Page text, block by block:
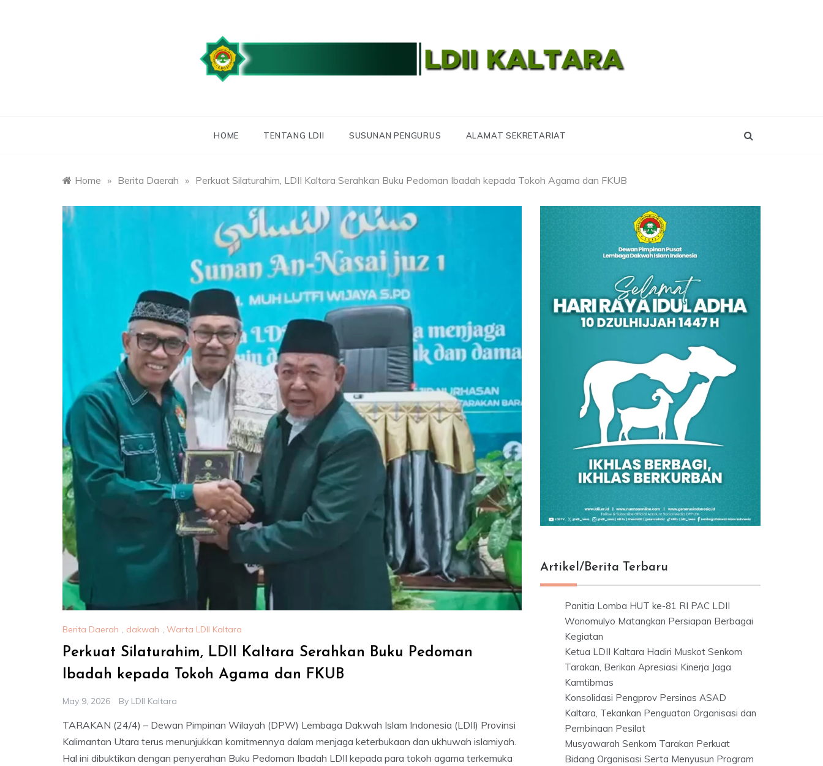
HOME TENTANG LDII SUSUNAN PENGURUS ALAMAT SEKRETARIAT
Home » Berita Daerah » Perkuat Silaturahim, LDII Kaltara Serahkan Buku Pedoman Ibadah kepada Tokoh Agama dan FKUB
Berita Daerah , dakwah , Warta LDII Kaltara
Perkuat Silaturahim, LDII Kaltara Serahkan Buku Pedoman
Ibadah kepada Tokoh Agama dan FKUB
May 9, 2026 By LDII Kaltara
TARAKAN (24/4) – Dewan Pimpinan Wilayah (DPW) Lembaga Dakwah Islam Indonesia (LDII) Provinsi
Kalimantan Utara terus menunjukkan komitmennya dalam menjaga keterbukaan dan ukhuwah islamiyah.
Hal ini dibuktikan dengan penyerahan Buku Pedoman Ibadah LDII kepada para tokoh agama terkemuka
Artikel/Berita Terbaru
Panitia Lomba HUT ke-81 RI PAC LDII
Wonomulyo Matangkan Persiapan Berbagai
Kegiatan
Ketua LDII Kaltara Hadiri Muskot Senkom
Tarakan, Berikan Apresiasi Kinerja Jaga
Kamtibmas
Konsolidasi Pengprov Persinas ASAD
Kaltara, Tekankan Penguatan Organisasi dan
Pembinaan Pesilat
Musyawarah Senkom Tarakan Perkuat
Bidang Organisasi Serta Menyusun Program